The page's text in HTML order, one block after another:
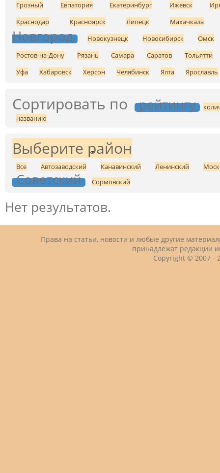
Грозный
Евпатория Екатеринбург Ижевск
Краснодар
Красноярск Липецк Махачкала
Новгород Новокузнецк Новосибирск
Омск
Ростов-на-Дону
Рязань Самара Саратов
Тольятти
Уфа
Хабаровск Херсон Челябинск Ялта Ярославль
Сортировать по рейтингу
названию
Выберите район
Все Автозаводский Канавинский Ленинский
Советский Сормовский
Нет результатов.
Права на статьи, новости и любые другие
принадлежат редакции
Copyright © 2007 -